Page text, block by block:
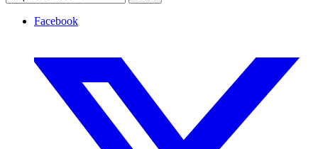
Facebook